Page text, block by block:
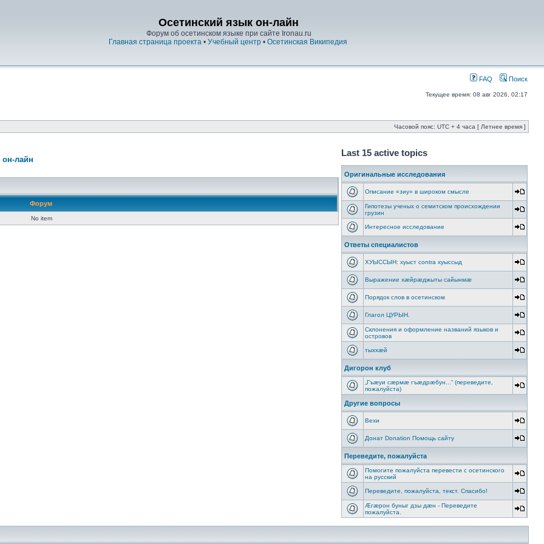
Осетинский язык он-лайн
Форум об осетинском языке при сайте Ironau.ru
Главная страница проекта • Учебный центр • Осетинская Википедия
FAQ Поиск
Текущее время: 08 авг 2026, 02:17
Часовой пояс: UTC + 4 часа [ Летнее время ]
лайн
Форум
No item
Last 15 active topics
Оригинальные исследования
Описание «зиу» в широком смысле
Гипотезы ученых о семитском происхождении
грузин
Интересное исследование
Ответы специалистов
ХУЫССЫН: хуыст contra хуыссыд
Выражение хæйрæджыты сайынмæ
Порядок слов в осетинском
Глагол ЦУРЫН.
Склонения и оформление названий языков и
островов
тыххӕй
Дигорон клуб
„Гъæуи сæрмæ гъæдрæбун...“ (переведите,
пожалуйста)
Другие вопросы
Вехи
Донат Donation Помощь сайту
Переведите, пожалуйста
Помогите пожалуйста перевести с осетинского
на русский
Переведите, пожалуйста, текст. Спасибо!
Æгæрон буныг дзы дæн - Переведите
пожалуйста.